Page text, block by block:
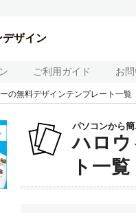
ザイン
ご利用ガイド お
の無料デザインテンプレート一覧
パソコンから
ハロ
ト一覧